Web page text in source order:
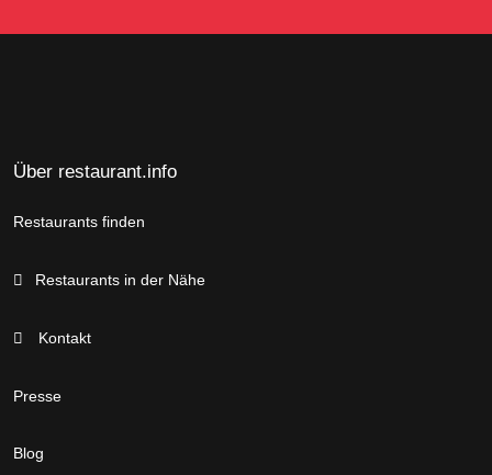
Über restaurant.info
Restaurants finden
Restaurants in der Nähe
Kontakt
Presse
Blog